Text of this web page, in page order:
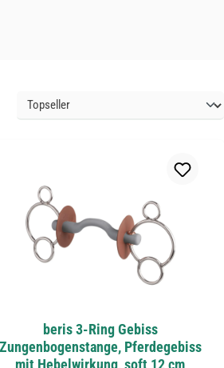
beris 3-Ring Gebiss
Zungenbogenstange, Pferdegebiss
mit Hebelwirkung, soft 12 cm